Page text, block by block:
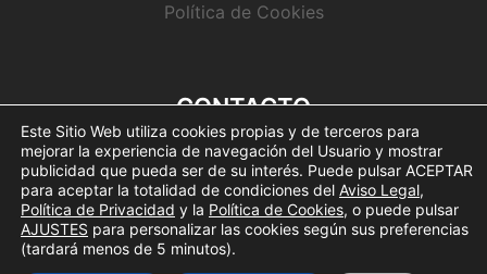
Política de Cookies
CONTACTO
info@arbitrosaeba.com
© Copyright 2017. Todos los derechos reservados
Este Sitio Web utiliza cookies propias y de terceros para
mejorar la experiencia de navegación del Usuario y mostrar
publicidad que pueda ser de su interés. Puede pulsar ACEPTAR
para aceptar la totalidad de condiciones del Aviso Legal,
Política de Privacidad y la Política de Cookies, o puede pulsar
AJUSTES para personalizar las cookies según sus preferencias
(tardará menos de 5 minutos).